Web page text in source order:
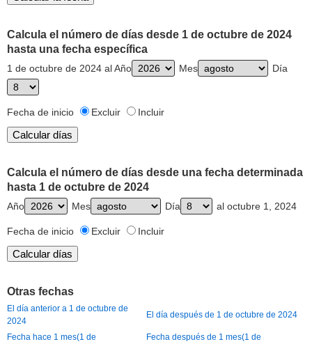
Calcula el número de días desde 1 de octubre de 2024
hasta una fecha específica
1 de octubre de 2024 al Año Mes Día
Fecha de inicio Excluir Incluir
Calcula el número de días desde una fecha determinada
hasta 1 de octubre de 2024
Año Mes Día al octubre 1, 2024
Fecha de inicio Excluir Incluir
Otras fechas
El día anterior a 1 de octubre de
2024
El día después de 1 de octubre de 2024
Fecha hace 1 mes(1 de
Fecha después de 1 mes(1 de